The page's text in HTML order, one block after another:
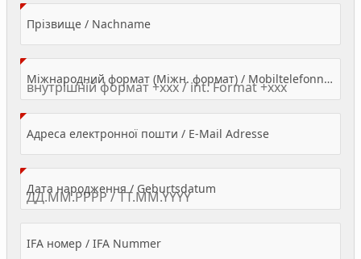
Прізвище / Nachname(Value Required)
Міжнародний формат (Міжн. формат) / Mobiltelefonnummer
Адреса електронної пошти / E-Mail Adresse(Value Required)
Дата народження / Geburtsdatum
IFA номер / IFA Nummer